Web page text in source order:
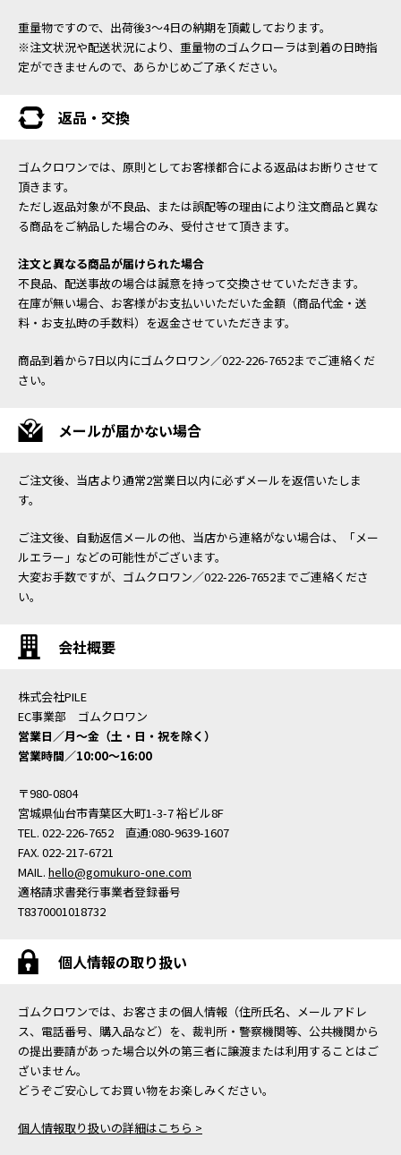
重量物ですので、出荷後3～4日の納期を頂戴しております。
※注文状況や配送状況により、重量物のゴムクローラは到着の日時指
定ができませんので、あらかじめご了承ください。
返品・交換
ゴムクロワンでは、原則としてお客様都合による返品はお断りさせて
頂きます。
ただし返品対象が不良品、または誤配等の理由により注文商品と異な
る商品をご納品した場合のみ、受付させて頂きます。
注文と異なる商品が届けられた場合
不良品、配送事故の場合は誠意を持って交換させていただきます。
在庫が無い場合、お客様がお支払いいただいた金額（商品代金・送
料・お支払時の手数料）を返金させていただきます。
商品到着から7日以内にゴムクロワン／022-226-7652までご連絡くだ
さい。
メールが届かない場合
ご注文後、当店より通常2営業日以内に必ずメールを返信いたしま
す。
ご注文後、自動返信メールの他、当店から連絡がない場合は、「メー
ルエラー」などの可能性がございます。
大変お手数ですが、ゴムクロワン／022-226-7652までご連絡くださ
い。
会社概要
株式会社PILE
EC事業部 ゴムクロワン
営業日／月〜金（土・日・祝を除く）
営業時間／10:00〜16:00
〒980-0804
宮城県仙台市青葉区大町1-3-7 裕ビル8F
TEL. 022-226-7652 直通:080-9639-1607
FAX. 022-217-6721
MAIL. hello@gomukuro-one.com
適格請求書発行事業者登録番号
T8370001018732
個人情報の取り扱い
ゴムクロワンでは、お客さまの個人情報（住所氏名、メールアドレ
ス、電話番号、購入品など）を、裁判所・警察機関等、公共機関から
の提出要請があった場合以外の第三者に譲渡または利用することはご
ざいません。
どうぞご安心してお買い物をお楽しみください。
個人情報取り扱いの詳細はこちら >